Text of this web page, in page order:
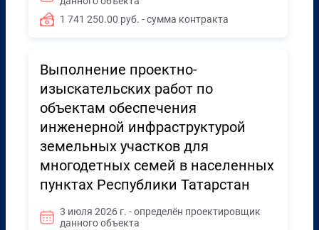
1 741 250.00 руб. - сумма контракта
Выполнение проектно-
изыскательских работ по
объектам обеспечения
инженерной инфраструктурой
земельных участков для
многодетных семей в населенных
пунктах Республики Татарстан
3 июля 2026 г. - определён проектировщик
данного объекта